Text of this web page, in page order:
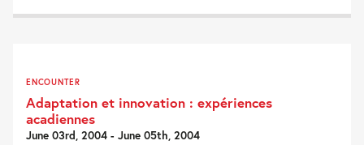
ENCOUNTER
Adaptation et innovation : expériences
acadiennes
June 03rd, 2004 - June 05th, 2004